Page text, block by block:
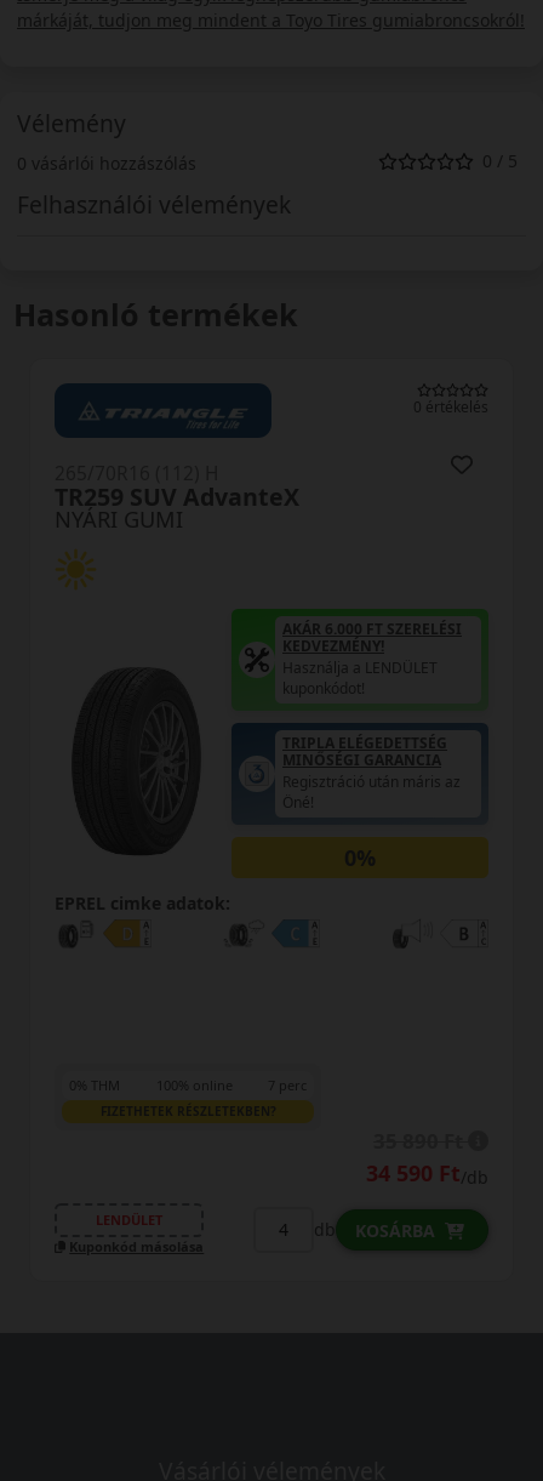
márkáját, tudjon meg mindent a Toyo Tires gumiabroncsokról!
Vélemény
0 vásárlói hozzászólás 0 / 5
Felhasználói vélemények
Hasonló termékek
0 értékelés
NYÁRI GUMI
TR259 SUV AdvanteX
AKÁR 6.000 FT SZERELÉSI
KEDVEZMÉNY!
Használja a LENDÜLET
kuponkódot!
TRIPLA ELÉGEDETTSÉG
MINŐSÉGI GARANCIA
Regisztráció után máris az
Öné!
0%
EPREL cimke adatok:
0% THM 100% online 7 perc
FIZETHETEK RÉSZLETEKBEN?
34 590 Ft/db
LENDÜLET
Kuponkód másolása
db KOSÁRBA